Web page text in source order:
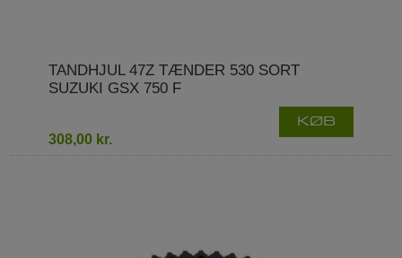
TANDHJUL 47Z TÆNDER 530 SORT
SUZUKI GSX 750 F
308,00 kr.
KØB